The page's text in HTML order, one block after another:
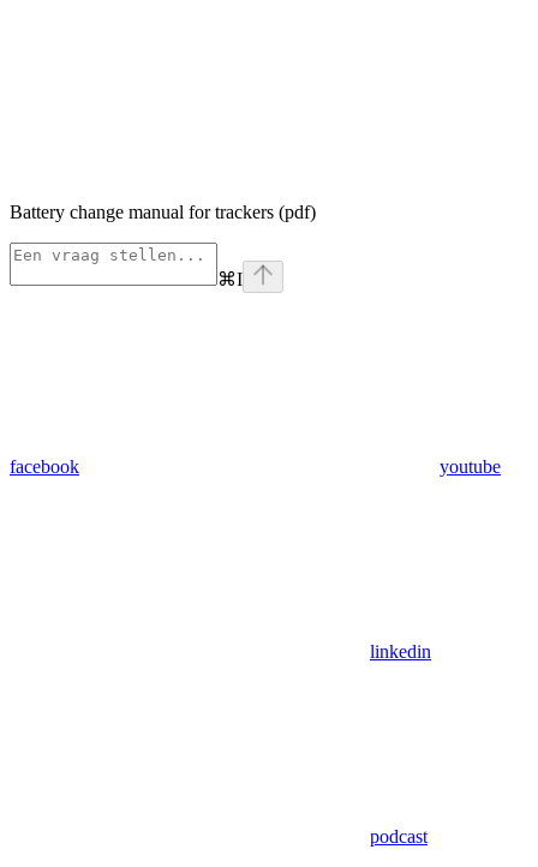
Battery change manual for trackers (pdf)
⌘I
facebook youtube
linkedin
podcast